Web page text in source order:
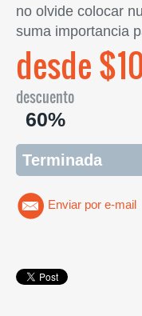
no olvide colocar
suma importancia
desde
descuento
60%
Terminada
Enviar por e-mail